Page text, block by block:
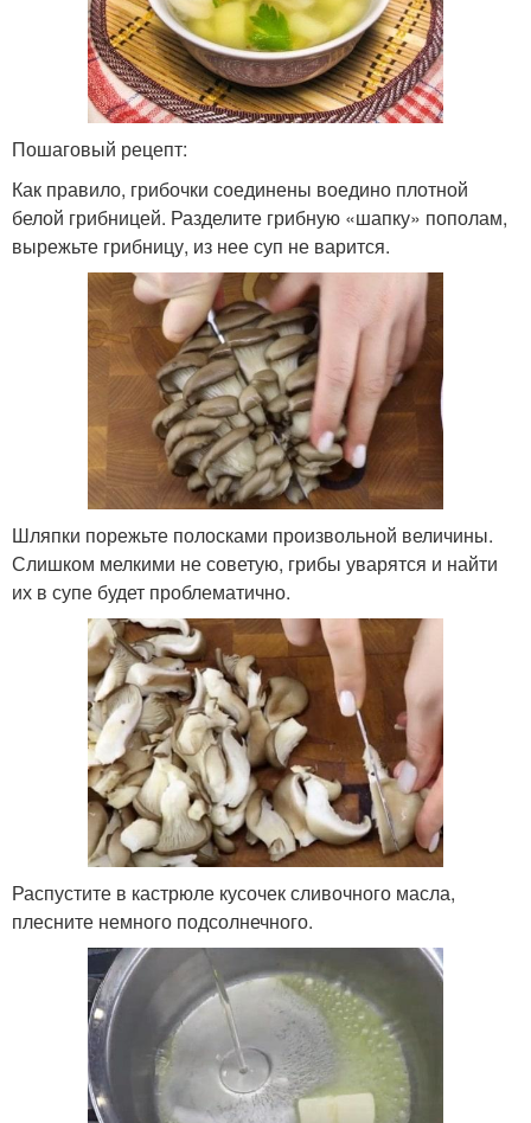
Пошаговый рецепт:
Как правило, грибочки соединены воедино плотной
белой грибницей. Разделите грибную «шапку» пополам,
вырежьте грибницу, из нее суп не варится.
Шляпки порежьте полосками произвольной величины.
Слишком мелкими не советую, грибы уварятся и найти
их в супе будет проблематично.
Распустите в кастрюле кусочек сливочного масла,
плесните немного подсолнечного.